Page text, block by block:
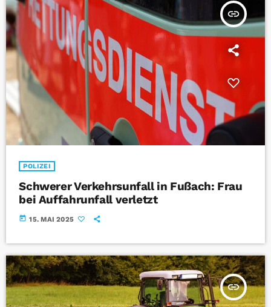
insert_link
POLIZEI
Schwerer Verkehrsunfall in Fußach: Frau
bei Auffahrunfall verletzt
today 15. MAI 2025
insert_link